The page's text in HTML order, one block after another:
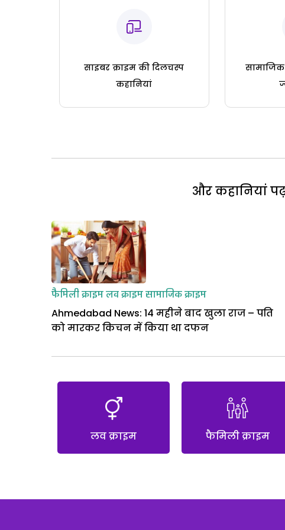
साइबर क्राइम की दिलचस्प
कहानियां
और कहानियां
फैमिली क्राइमलव क्राइमसामाजिक क्राइम
Ahmedabad News: 14 महीने बाद खुला राज – पति
को मारकर किचन में किया था दफन
लव क्राइम फैमिली क्राइम